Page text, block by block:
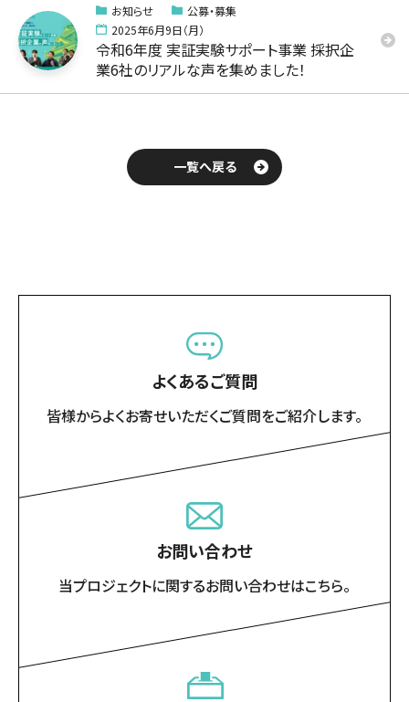
令和6年度 実証実験サポート事業 採択企
業6社のリアルな声を集めました！
お知らせ
公募・募集
2025年6月9日（月）
一覧へ戻る
よくあるご質問
皆様からよくお寄せいただくご質問をご紹介します。
お問い合わせ
当プロジェクトに関するお問い合わせはこちら。